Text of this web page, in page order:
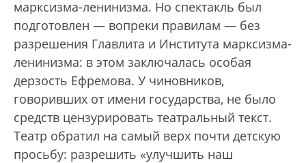
марксизма-ленинизма. Но спектакль был
подготовлен — вопреки правилам — без
разрешения Главлита и Института марксизма-
ленинизма: в этом заключалась особая
дерзость Ефремова. У чиновников,
говоривших от имени государства, не было
средств цензурировать театральный текст.
Театр обратил на самый верх почти детскую
просьбу: разрешить «улучшить наш